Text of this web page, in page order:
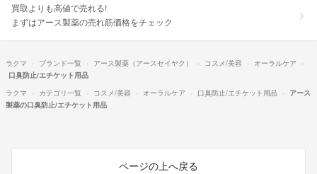
買取よりも高値で売れる!
まずはアース製薬の売れ筋価格をチェック
ラクマ ブランド一覧 アース製薬（アースセイヤク） コスメ/美容
オーラルケア
口臭防止/エチケット用品
ラクマ
カテゴリ一覧 コスメ/美容 オーラルケア 口臭防止/エチケット用品
アース
製薬の口臭防止/エチケット用品
ページの上へ戻る